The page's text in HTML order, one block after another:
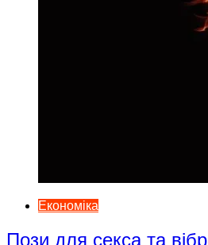
Економіка
Пози для секса та